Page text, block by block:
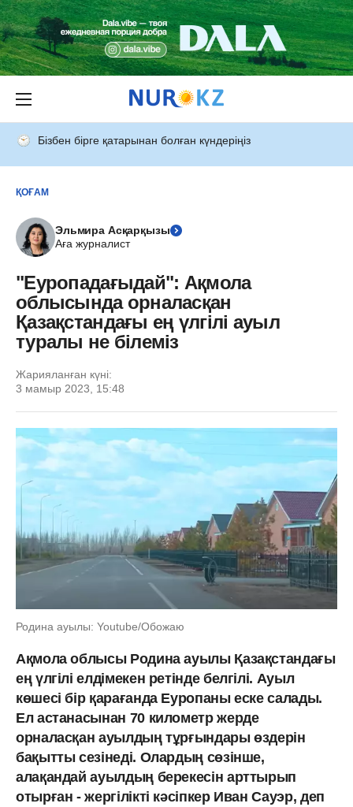
Бізбен бірге қатарынан болған күндеріңіз
ҚОҒАМ
Эльмира Асқарқызы
Аға журналист
"Еуропадағыдай": Ақмола
облысында орналасқан
Қазақстандағы ең үлгілі ауыл
туралы не білеміз
Жарияланған күні:
3 мамыр 2023, 15:48
Родина ауылы: Youtube/Обожаю
Ақмола облысы Родина ауылы Қазақстандағы
ең үлгілі елдімекен ретінде белгілі. Ауыл
көшесі бір қарағанда Еуропаны еске салады.
Ел астанасынан 70 километр жерде
орналасқан ауылдың тұрғындары өздерін
бақытты сезінеді. Олардың сөзінше,
алақандай ауылдың берекесін арттырып
отырған - жергілікті кәсіпкер Иван Сауэр, деп